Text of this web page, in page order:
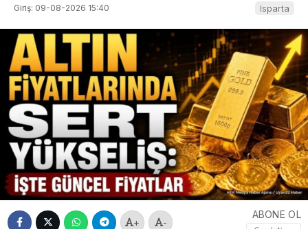
Giriş: 09-08-2026 15:40 Isparta
+ -
ABONE OL